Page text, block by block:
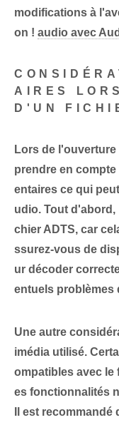
modifications à
on ! audio avec
AIRES
D'UN
Lors de
prendre en
entaires ce qui
udio. Tout d'abord, ⁢
chier ADTS, car
ssurez-vous de
ur décoder
entuels problèmes
Une autre
imédia utilisé.
ompatibles avec le
es fonctionnalités
Il est